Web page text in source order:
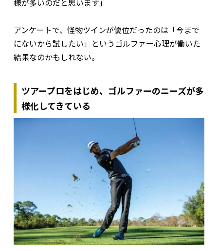
様が多いのだと思います」
アンケートで、怪物ツインが優位だったのは「今まで
にないから試したい」というゴルファー心理が働いた
結果なのかもしれない。
ツアープロをはじめ、ゴルファーのニーズが多
様化してきている